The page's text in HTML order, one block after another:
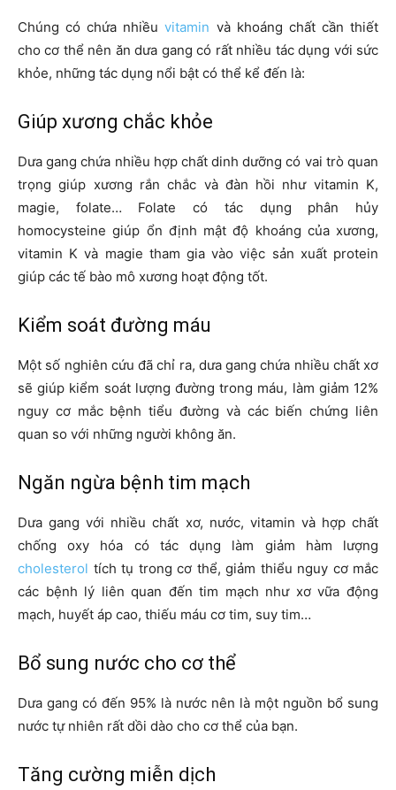
Chúng có chứa nhiềuvitamin và khoáng chất cần thiết
cho cơ thể nên ăn dưa gang có rất nhiều tác dụng với sức
khỏe, những tác dụng nổi bật có thể kể đến là:
Giúp xương chắc khỏe
Dưa gang chứa nhiều hợp chất dinh dưỡng có vai trò quan
trọng giúp xương rắn chắc và đàn hồi như vitamin K,
magie, folate… Folate có tác dụng phân hủy
homocysteine giúp ổn định mật độ khoáng của xương,
vitamin K và magie tham gia vào việc sản xuất protein
giúp các tế bào mô xương hoạt động tốt.
Kiểm soát đường máu
Một số nghiên cứu đã chỉ ra, dưa gang chứa nhiều chất xơ
sẽ giúp kiểm soát lượng đường trong máu, làm giảm 12%
nguy cơ mắc bệnh tiểu đường và các biến chứng liên
quan so với những người không ăn.
Ngăn ngừa bệnh tim mạch
Dưa gang với nhiều chất xơ, nước, vitamin và hợp chất
chống oxy hóa có tác dụng làm giảm hàm lượng
cholesterol tích tụ trong cơ thể, giảm thiểu nguy cơ mắc
các bệnh lý liên quan đến tim mạch như xơ vữa động
mạch, huyết áp cao, thiếu máu cơ tim, suy tim…
Bổ sung nước cho cơ thể
Dưa gang có đến 95% là nước nên là một nguồn bổ sung
nước tự nhiên rất dồi dào cho cơ thể của bạn.
Tăng cường miễn dịch